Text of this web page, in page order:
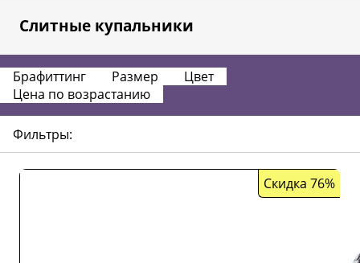
Слитные купальники
Брафиттинг Размер
Цвет
Цена по возрастанию
Фильтры:
Скидка 76%